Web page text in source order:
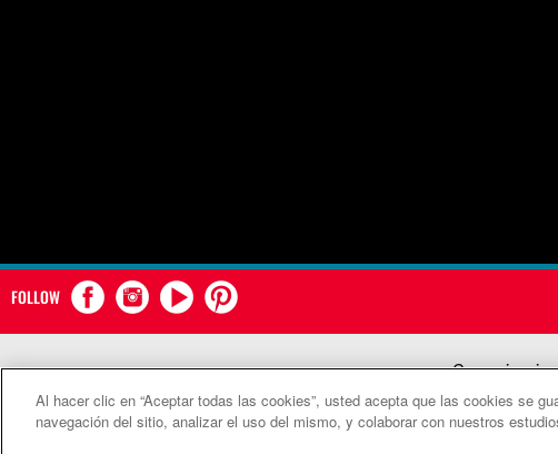
FOLLOW
©2026
Al hacer clic en “Aceptar todas las cookies”, usted acepta que las cookies se
navegación del sitio, analizar el uso del mismo, y colaborar con nuestros